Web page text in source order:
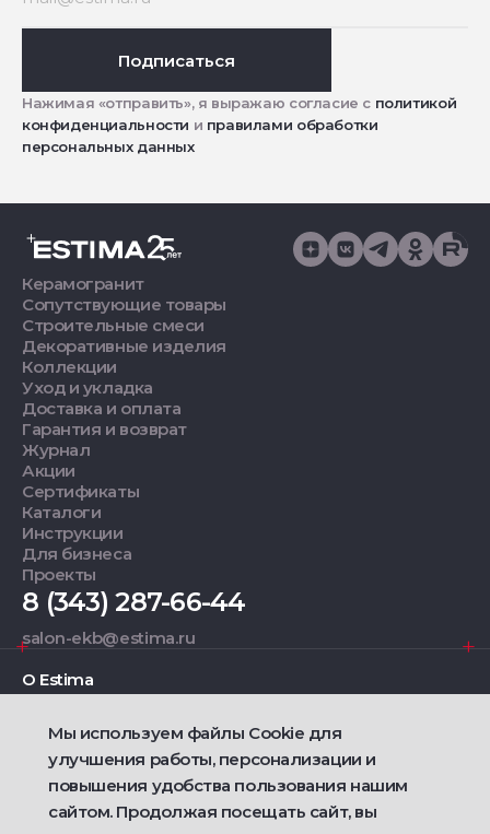
Подписаться
Нажимая «отправить», я выражаю согласие с политикой
конфиденциальности и правилами обработки
персональных данных
Керамогранит
Сопутствующие товары
Строительные смеси
Декоративные изделия
Коллекции
Уход и укладка
Доставка и оплата
Гарантия и возврат
Журнал
Акции
Сертификаты
Каталоги
Инструкции
Для бизнеса
Проекты
8 (343) 287-66-44
salon-ekb@estima.ru
О Estima
Дизайнерам
Фирменные салоны
Мы используем файлы Cookie для
улучшения работы, персонализации и
повышения удобства пользования нашим
сайтом. Продолжая посещать сайт, вы